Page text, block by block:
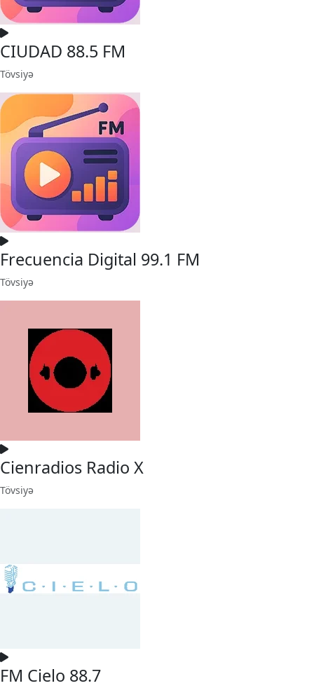
CIUDAD 88.5 FM
Tövsiyə
Frecuencia Digital 99.1 FM
Tövsiyə
Cienradios Radio X
Tövsiyə
FM Cielo 88.7